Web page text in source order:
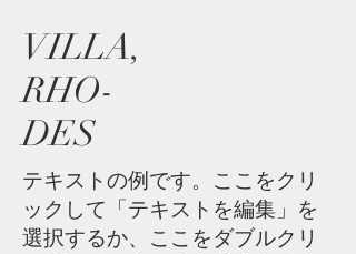
VILLA,
RHO-
DES
テキストの例です。ここをクリ
ックして「テキストを編集」を
選択するか、ここをダブルクリ